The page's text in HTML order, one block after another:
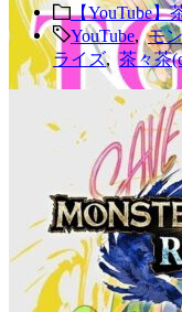
【YouTube】
YouTube,モ
ライズ, 茶々茶